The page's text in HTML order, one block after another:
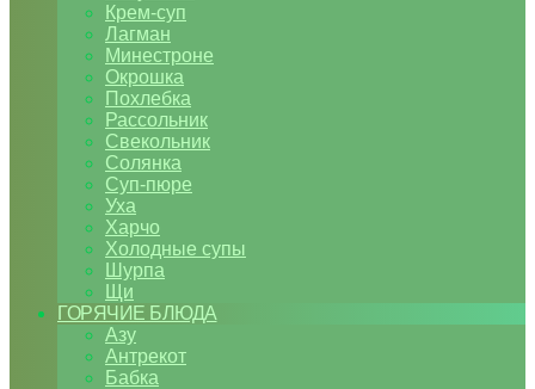
Крем-суп
Лагман
Минестроне
Окрошка
Похлебка
Рассольник
Свекольник
Солянка
Суп-пюре
Уха
Харчо
Холодные супы
Шурпа
Щи
ГОРЯЧИЕ БЛЮДА
Азу
Антрекот
Бабка